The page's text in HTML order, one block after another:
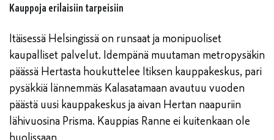
Kauppoja erilaisiin tarpeisiin
Itäisessä Helsingissä on runsaat ja monipuoliset
kaupalliset palvelut. Idempänä muutaman metropysäkin
päässä Hertasta houkuttelee Itiksen kauppakeskus, pari
pysäkkiä lännemmäs Kalasatamaan avautuu vuoden
päästä uusi kauppakeskus ja aivan Hertan naapuriin
lähivuosina Prisma. Kauppias Ranne ei kuitenkaan ole
huolissaan.